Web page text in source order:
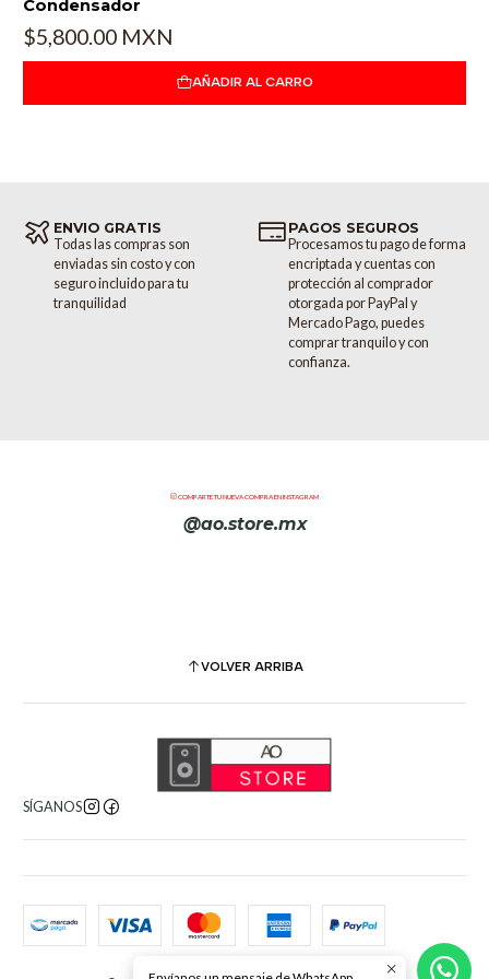
Condensador
$5,800.00 MXN
AÑADIR AL CARRO
ENVIO GRATIS
Todas las compras son
enviadas sin costo y con
seguro incluido para tu
tranquilidad
PAGOS SEGUROS
Procesamos tu pago de forma
encriptada y cuentas con
protección al comprador
otorgada por PayPal y
Mercado Pago, puedes
comprar tranquilo y con
confianza.
COMPARTE TU NUEVA COMPRA EN INSTAGRAM
@ao.store.mx
VOLVER ARRIBA
SÍGANOS